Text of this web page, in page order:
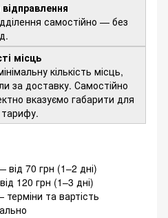
самостійно — без
місць
кількість місць,
за доставку. Самостійно
вказуємо габарити для
від 70 грн (1–2 дні)
120 грн (1–3 дні)
та вартість